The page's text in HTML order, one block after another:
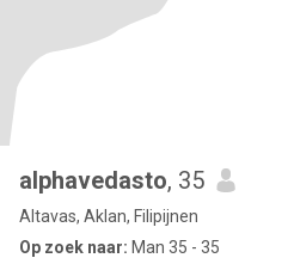
alphavedasto, 35
Altavas, Aklan, Filipijnen
Op zoek naar: Man 35 - 35